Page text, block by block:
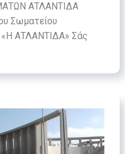
ΑΤΛΑΝΤΙΔΑ
Σωματείου
ΑΤΛΑΝΤΙΔΑ» Σάς